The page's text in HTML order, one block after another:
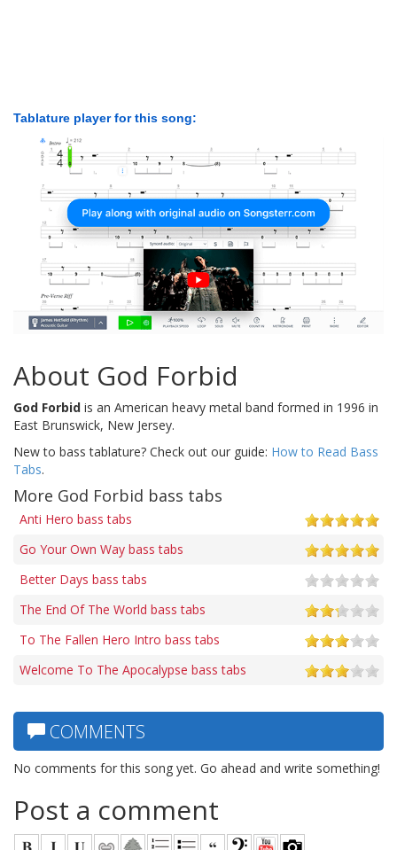
Tablature player for this song:
About God Forbid
God Forbid is an American heavy metal band formed in 1996 in
East Brunswick, New Jersey.
New to bass tablature? Check out our guide: How to Read Bass
Tabs.
More God Forbid bass tabs
Anti Hero bass tabs
Go Your Own Way bass tabs
Better Days bass tabs
The End Of The World bass tabs
To The Fallen Hero Intro bass tabs
Welcome To The Apocalypse bass tabs
COMMENTS
No comments for this song yet. Go ahead and write something!
Post a comment